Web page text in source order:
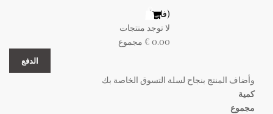
(فارغ)
لا توجد منتجات
0.00 €
مجموع
الدفع
وأضاف المنتج بنجاح لسلة التسوق الخاصة بك
كمية
مجموع